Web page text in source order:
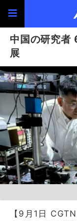
中国の研究者
展
【9月1日